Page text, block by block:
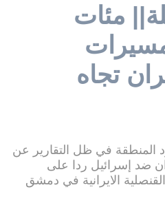
مئات
تجاه
المنطقة في ظل التقارير عن
ضد إسرائيل ردا على
الايرانية في دمشق